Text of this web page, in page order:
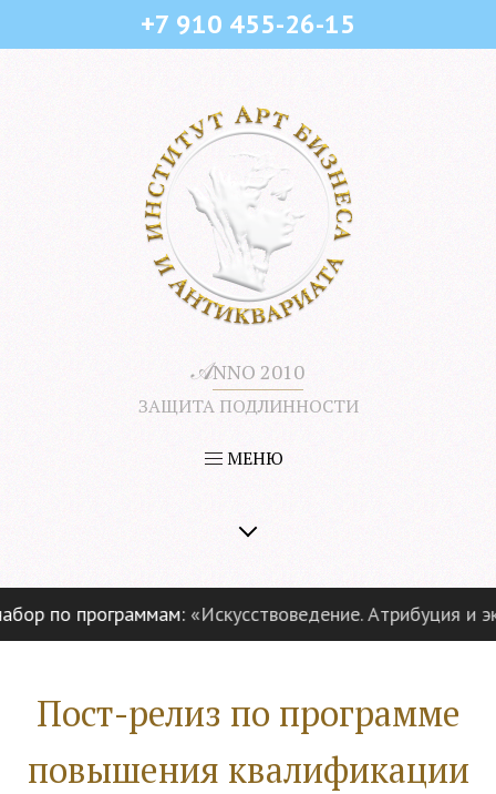
+7 910 455-26-15
𝒜NNO 2010
ЗАЩИТА ПОДЛИННОСТИ
МЕНЮ
по программам:«Искусствоведение. Атрибуция и
Пост-релиз по программе
повышения квалификации